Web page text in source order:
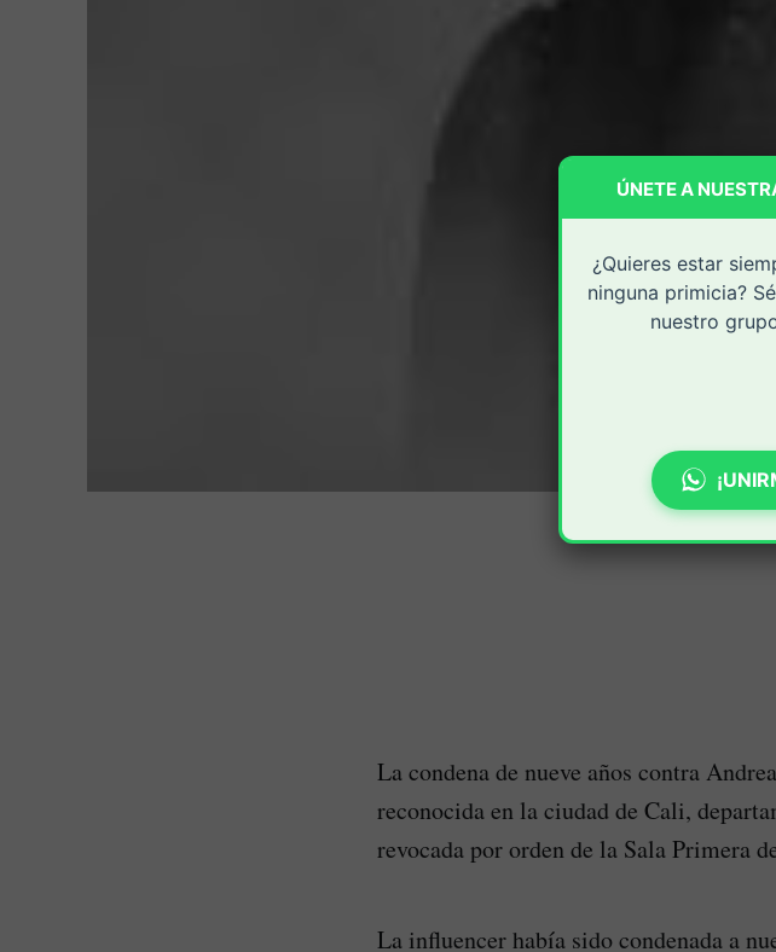
La condena de nueve años contra
reconocida en la ciudad de Cali,
revocada por orden de la Sala Primera
La influencer había sido condenada a
ÚNETE A
¿Quieres estar
ninguna primicia?
nuestro